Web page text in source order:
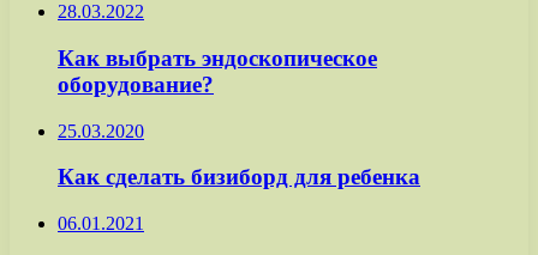
28.03.2022
Как выбрать эндоскопическое
оборудование?
25.03.2020
Как сделать бизиборд для ребенка
06.01.2021